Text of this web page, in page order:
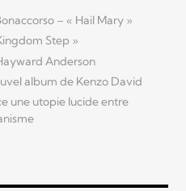
– « Hail Mary »
Step »
Anderson
album de Kenzo David
une utopie lucide entre